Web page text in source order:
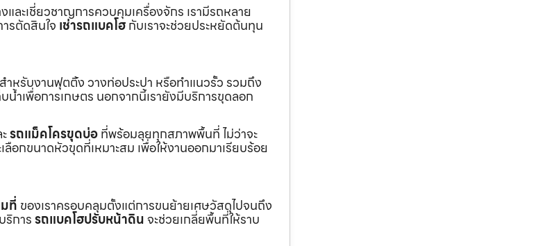
ละเชี่ยวชาญการควบคุมเครื่องจักร เรามีรถหลาย
รตัดสินใจ เช่ารถแบคโฮกับเราจะช่วยประหยัดต้นทุน
สำหรับงานฟุตติ้ง วางท่อประปา หรือทำแนวรั้ว รวมถึง
น้ำเพื่อการเกษตร นอกจากนี้เรายังมีบริการขุดลอก
รถแม็คโครขุดบ่อที่พร้อมลุยทุกสภาพพื้นที่ ไม่ว่าจะ
อกขนาดหัวขุดที่เหมาะสม เพื่อให้งานออกมาเรียบร้อย
ที่ ของเราครอบคลุมตั้งแต่การขนย้ายเศษวัสดุไปจนถึง
ริการรถแบคโฮปรับหน้าดินจะช่วยเกลี่ยพื้นที่ให้ราบ